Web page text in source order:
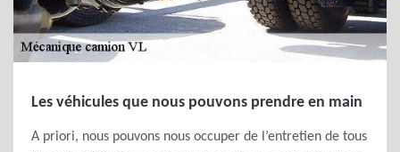
Les véhicules que nous pouvons prendre en main
A priori, nous pouvons nous occuper de l’entretien de tous